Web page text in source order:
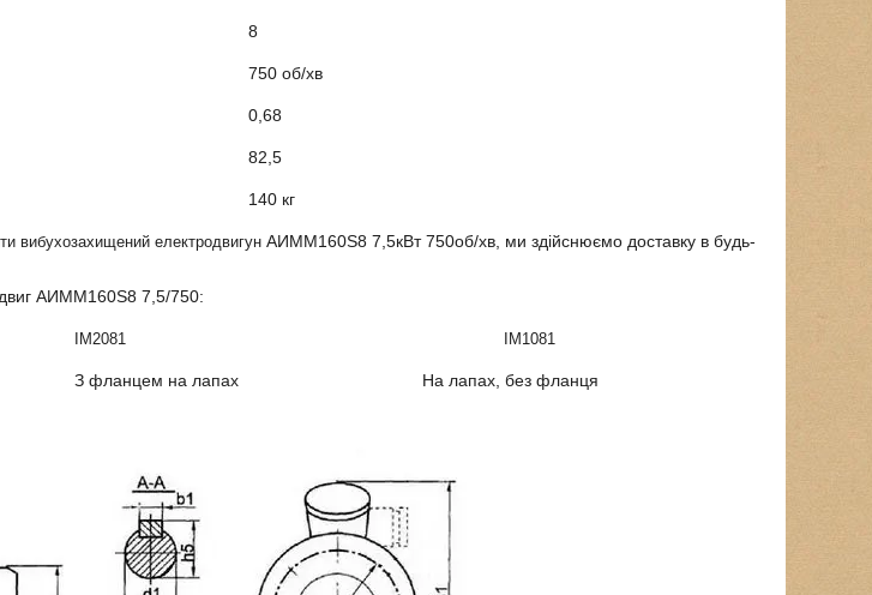
8
750 об/хв
0,68
82,5
140 кг
вибухозахищений електродвигун АИММ160Ѕ8 7,5кВт 750об/хв, ми здійснюємо доставку в будь-
АИММ160Ѕ8 7,5/750:
IM2081 IM1081
З фланцем на лапах На лапах, без фланця